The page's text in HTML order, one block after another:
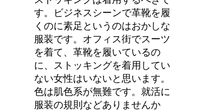
女装とは違う!!男性のス
カート・ファッションは
勇気がいる！
産婦人科での検診、膣に
指や器具を入れられるっ
て本当？！
す。ビジネスシーンで革靴を履
くのに素足というのはおかしな
服装です。オフィス街でスーツ
を着て、革靴を履いているの
に、ストッキングを着用してい
ない女性はいないと思います。
色は肌色系が無難です。就活に
服装の規則などありませんか